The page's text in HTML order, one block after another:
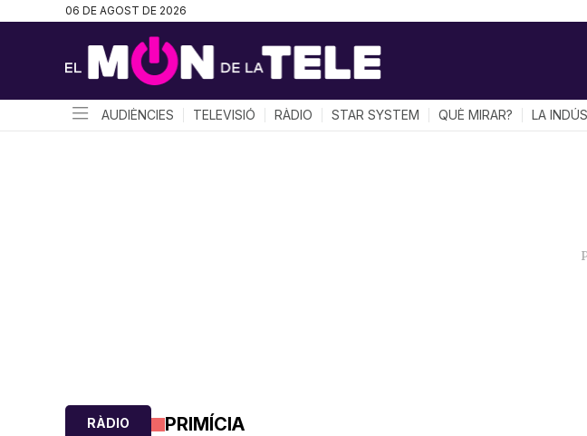
06 DE AGOST DE 2026
AUDIÈNCIES TELEVISIÓ RÀDIO STAR SYSTEM QUÈ MIRAR? LA
PRIMÍCIA
RÀDIO